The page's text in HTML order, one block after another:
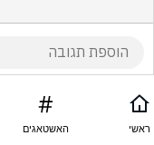
ראשי האשטאגים